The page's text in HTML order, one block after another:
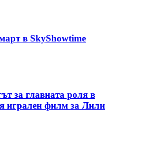
в SkyShowtime
за главната роля в
игрален филм за Лили